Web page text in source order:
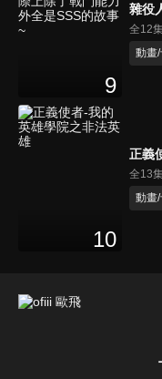
9
雜役
SSS
全12
動畫
10
正義
全13
動畫